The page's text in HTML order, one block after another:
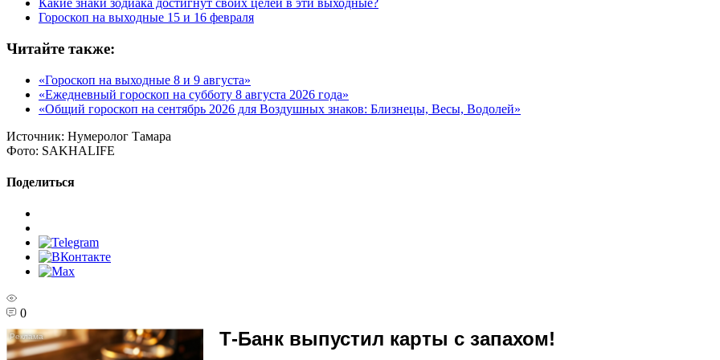
Какие знаки зодиака достигнут своих целей в эти выходные?
Гороскоп на выходные 15 и 16 февраля
Читайте также:
«Гороскоп на выходные 8 и 9 августа»
«Ежедневный гороскоп на субботу 8 августа 2026 года»
«Общий гороскоп на сентябрь 2026 для Воздушных знаков: Близнецы, Весы, Водолей»
Источник: Нумеролог Тамара
Фото: SAKHALIFE
Поделиться
0
Т-Банк выпустил карты с запахом!